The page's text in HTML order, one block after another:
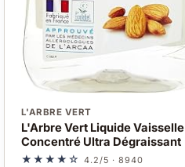
L'ARBRE VERT
L'Arbre Vert Liquide Vaisselle
Concentré Ultra Dégraissant
★★★★☆ 4.2/5 · 8940